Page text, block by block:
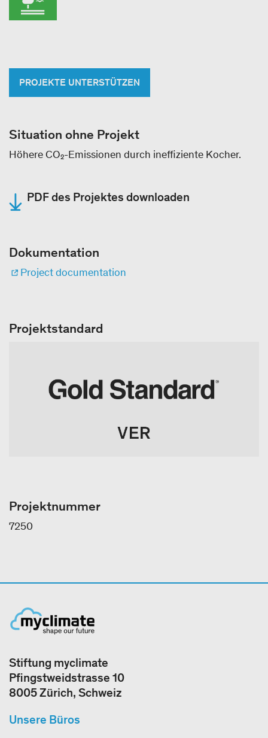
PROJEKTE UNTERSTÜTZEN
Situation ohne Projekt
Höhere CO₂-Emissionen durch ineffiziente Kocher.
PDF des Projektes downloaden
Dokumentation
Project documentation
Projektstandard
Projektnummer
7250
Stiftung myclimate
Pfingstweidstrasse 10
8005 Zürich, Schweiz
Unsere Büros